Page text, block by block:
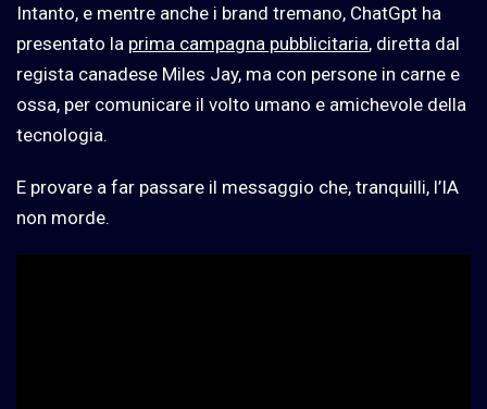
Intanto, e mentre anche i brand tremano, ChatGpt ha
presentato la prima campagna pubblicitaria, diretta dal
regista canadese Miles Jay, ma con persone in carne e
ossa, per comunicare il volto umano e amichevole della
tecnologia.
E provare a far passare il messaggio che, tranquilli, l’IA
non morde.